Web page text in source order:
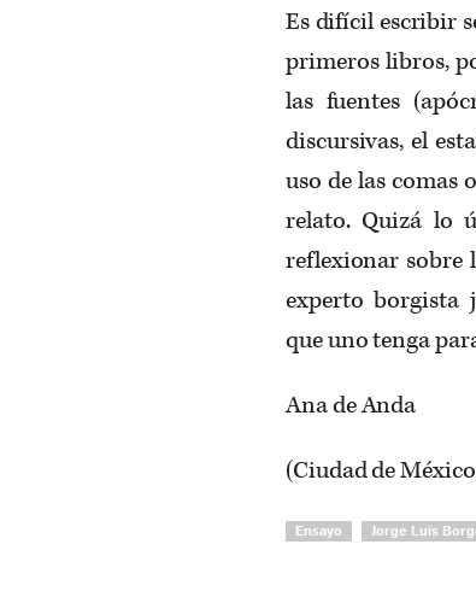
Es difícil escribir
primeros libros,
las fuentes
discursivas, el
uso de las comas
relato. Quizá lo
reflexionar sobre
experto borgista
que uno tenga
Ana de Anda
(Ciudad de
Ensayo Jorge Luis